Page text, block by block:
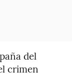
del
crimen